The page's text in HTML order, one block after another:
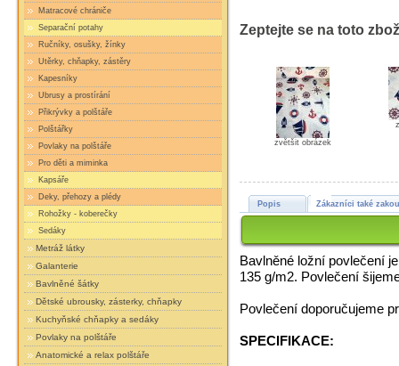
Matracové chrániče
Separační potahy
Ručníky, osušky, žínky
Utěrky, chňapky, zástěry
Kapesníky
Ubrusy a prostírání
Přikrývky a polštáře
Polštářky
Povlaky na polštáře
Pro děti a miminka
Kapsáře
Deky, přehozy a plédy
Rohožky - koberečky
Sedáky
Metráž látky
Galanterie
Bavlněné šátky
Dětské ubrousky, zásterky, chňapky
Kuchyňské chňapky a sedáky
Povlaky na polštáře
Anatomické a relax polštáře
Zeptejte se na toto
zvětšit obrázek
Popis Zákazníci také
Bavlněné ložní povlečení
135 g/m2. Povlečení
Povlečení doporučujeme
SPECIFIKACE: